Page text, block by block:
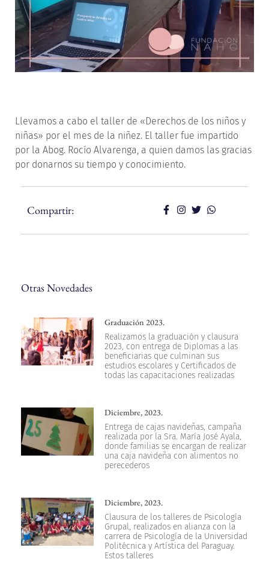
Llevamos a cabo el taller de «Derechos de los niños y
niñas» por el mes de la niñez. El taller fue impartido
por la Abog. Rocío Alvarenga, a quien damos las gracias
por donarnos su tiempo y conocimiento.
Compartir:
Otras Novedades
Graduación 2023.
Realizamos la graduación y clausura
2023, con entrega de Diplomas a las
beneficiarias que culminan sus
estudios escolares y Certificados de
todas las capacitaciones realizadas
Diciembre, 2023.
Entrega de cajas navideñas, campaña
realizada por la Sra. María José Ayala,
donde familias se encargan de realizar
una caja navideña con alimentos no
perecederos
Diciembre, 2023.
Clausura de los talleres de Psicología
Grupal, realizados en alianza con la
carrera de Psicología de la Universidad
Politécnica y Artística del Paraguay.
Estos talleres